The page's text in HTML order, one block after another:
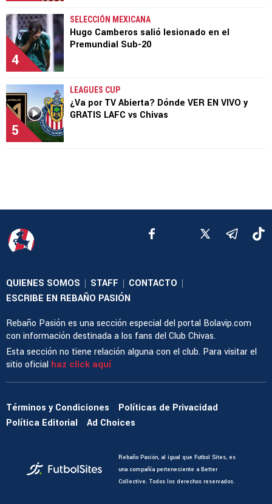
4
SELECCIÓN MEXICANA
Hugo Camberos salió lesionado en el
Premundial Sub-20
5
LEAGUES CUP
¿Va por TV Abierta? Dónde VER EN VIVO y
GRATIS LAFC vs Chivas
QUIENES SOMOS | STAFF | CONTACTO |
ESCRIBE EN REBAÑO PASIÓN
Rebaño Pasión es una sección especial del portal Bolavip.com
con información destinada a los fans del Club Chivas.
Esta sección no tiene relación alguna con el club. Para visitar el
sitio oficial haz click aquí
Términos y Condiciones
Políticas de Privacidad
Política Editorial
Ad Choices
Rebaño Pasión, al igual que Futbol Sites, es
una compañía perteneciente a Better
Collective. Todos los derechos reservados.